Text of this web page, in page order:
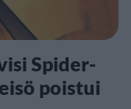
Spider-
poistui